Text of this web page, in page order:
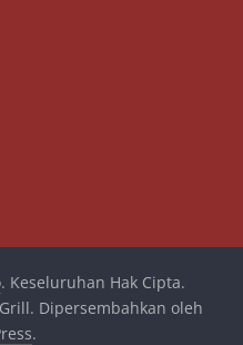
. Keseluruhan Hak Cipta.
Dipersembahkan oleh
.